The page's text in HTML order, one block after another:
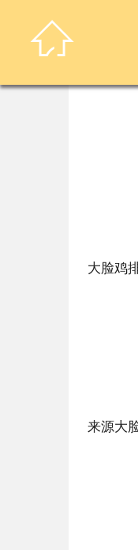

大脸鸡
来源大